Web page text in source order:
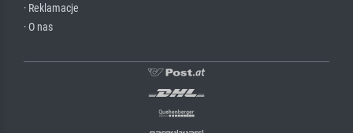
· Reklamacje
· O nas